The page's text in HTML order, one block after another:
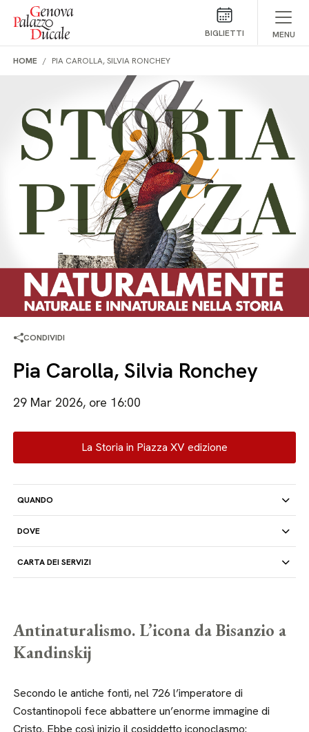
Salta al contenuto
BIGLIETTI MENU
HOME PIA CAROLLA, SILVIA RONCHEY
CONDIVIDI
Pia Carolla, Silvia Ronchey
29 Mar 2026, ore 16:00
La Storia in Piazza XV edizione
QUANDO
DOVE
CARTA DEI SERVIZI
Antinaturalismo. L’icona da Bisanzio a
Kandinskij
Secondo le antiche fonti, nel 726 l’imperatore di
Costantinopoli fece abbattere un’enorme immagine di
Cristo. Ebbe così inizio il cosiddetto iconoclasmo: